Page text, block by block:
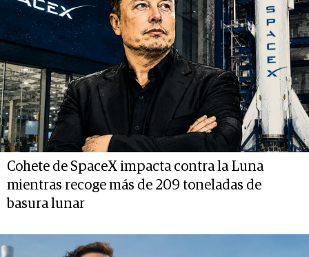
Cohete de SpaceX impacta contra la Luna
mientras recoge más de 209 toneladas de
basura lunar